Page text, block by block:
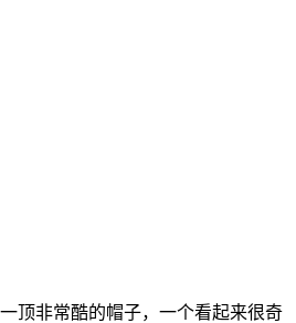
顶非常酷的帽子，一个看起来很奇